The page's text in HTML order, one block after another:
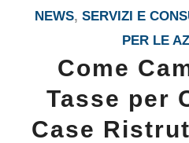
NEWS, SERVIZI E
PER LE
Come
Tasse per
Case